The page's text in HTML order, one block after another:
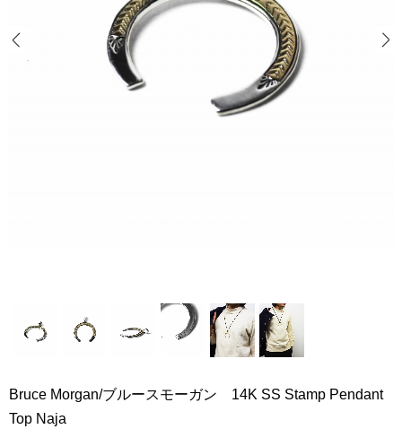
Bruce Morgan/ブルースモーガン 14K SS Stamp Pendant
Top Naja